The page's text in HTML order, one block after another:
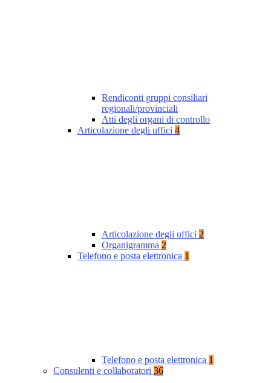
Rendiconti gruppi consiliari
regionali/provinciali
Atti degli organi di controllo
Articolazione degli uffici 4
Articolazione degli uffici 2
Organigramma 2
Telefono e posta elettronica 1
Telefono e posta elettronica 1
Consulenti e collaboratori 36